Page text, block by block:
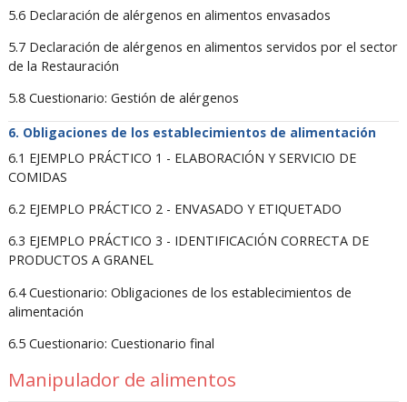
5.6 Declaración de alérgenos en alimentos envasados
5.7 Declaración de alérgenos en alimentos servidos por el sector
de la Restauración
5.8 Cuestionario: Gestión de alérgenos
Obligaciones de los establecimientos de alimentación
6.1 EJEMPLO PRÁCTICO 1 - ELABORACIÓN Y SERVICIO DE
COMIDAS
6.2 EJEMPLO PRÁCTICO 2 - ENVASADO Y ETIQUETADO
6.3 EJEMPLO PRÁCTICO 3 - IDENTIFICACIÓN CORRECTA DE
PRODUCTOS A GRANEL
6.4 Cuestionario: Obligaciones de los establecimientos de
alimentación
6.5 Cuestionario: Cuestionario final
Manipulador de alimentos